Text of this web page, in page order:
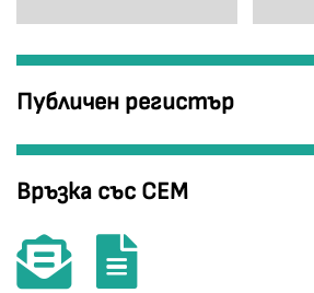
Публичен регистър
Връзка със СЕМ